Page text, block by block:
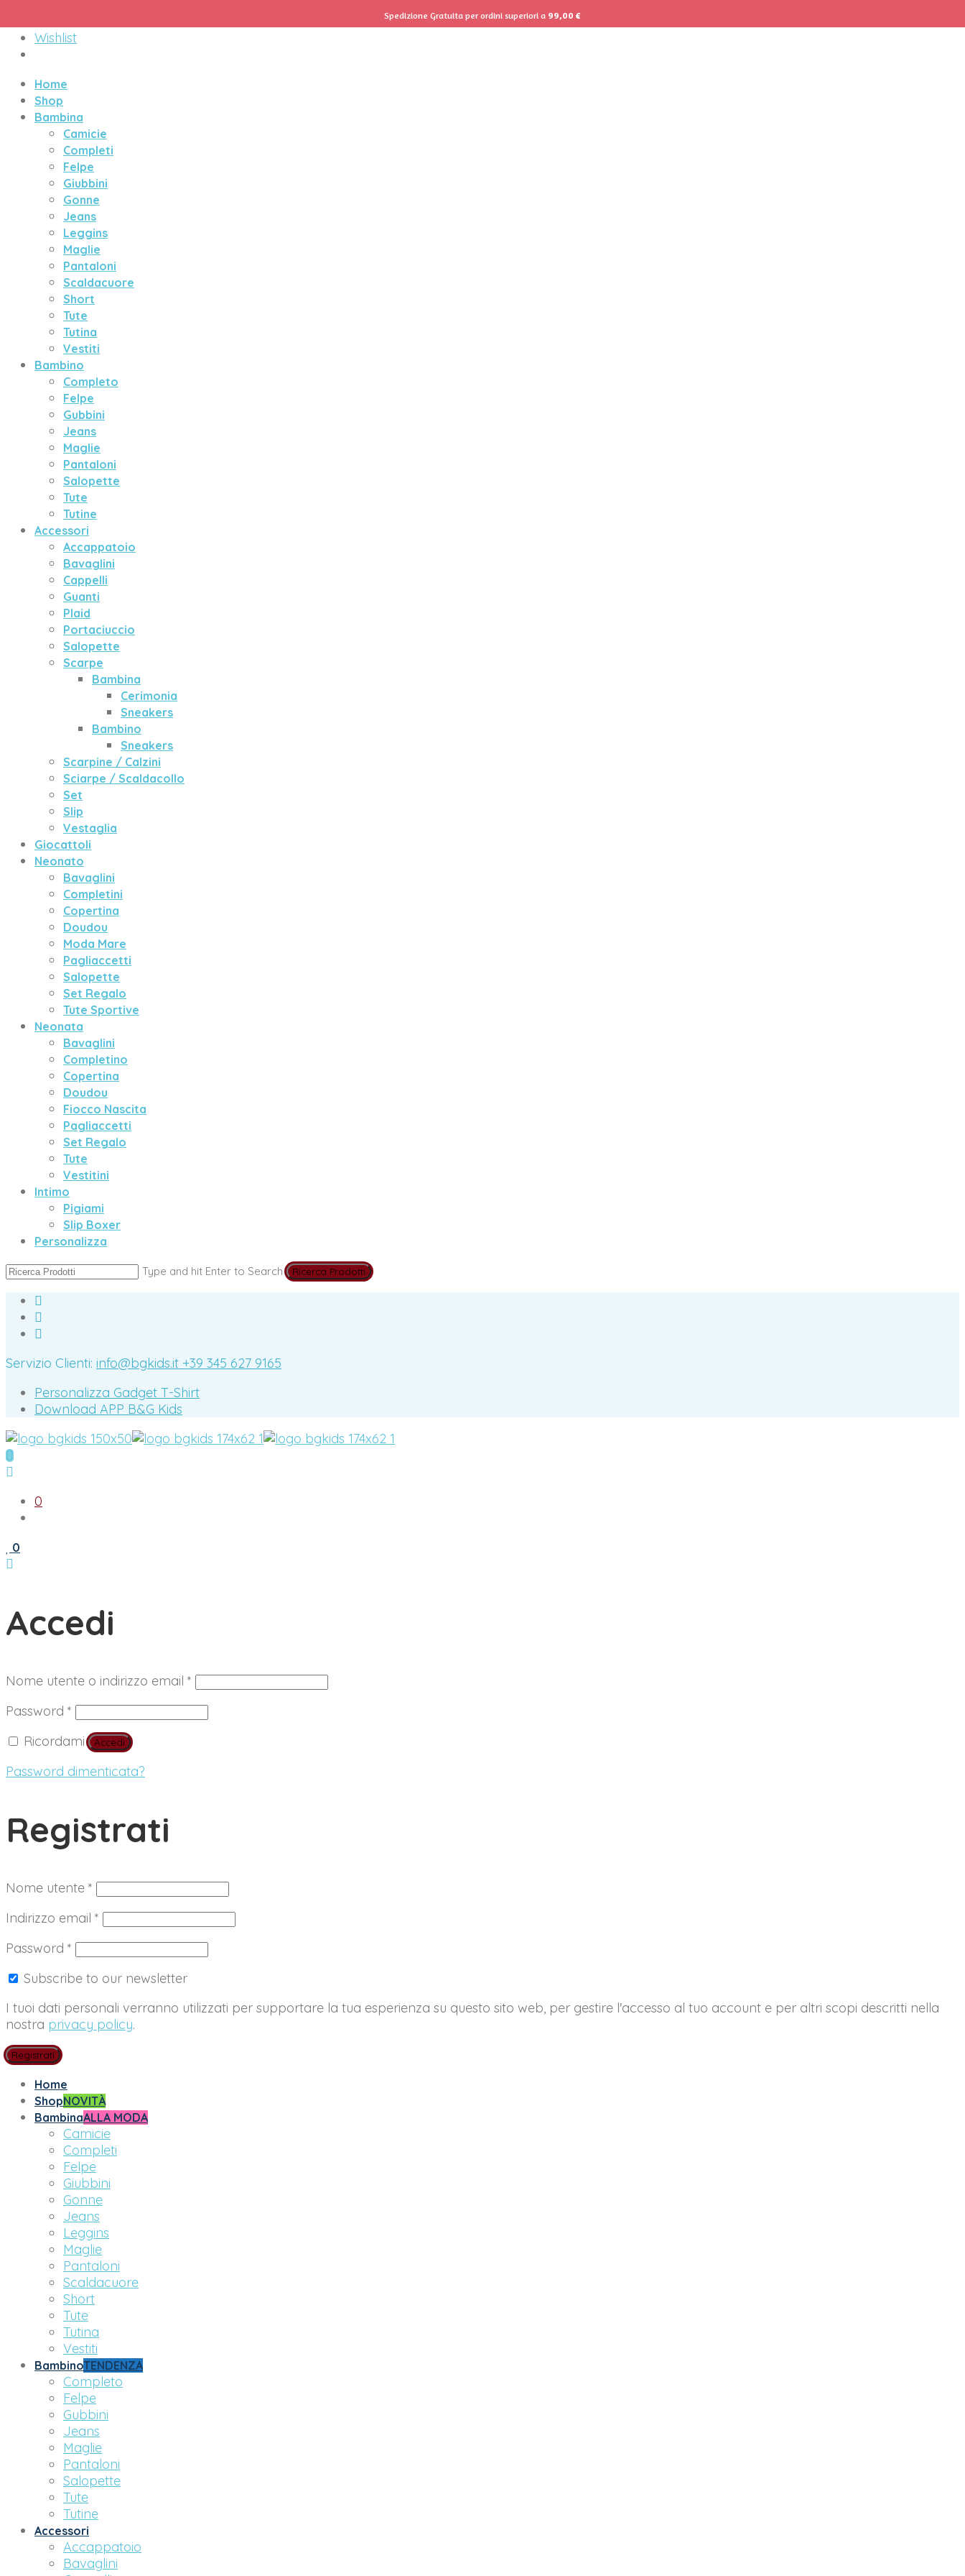
Wishlist
Home
Shop
Bambina
Camicie
Completi
Felpe
Giubbini
Gonne
Jeans
Leggins
Maglie
Pantaloni
Scaldacuore
Short
Tute
Tutina
Vestiti
Bambino
Completo
Felpe
Gubbini
Jeans
Maglie
Pantaloni
Salopette
Tute
Tutine
Accessori
Accappatoio
Bavaglini
Cappelli
Guanti
Plaid
Portaciuccio
Salopette
Scarpe
Bambina
Cerimonia
Sneakers
Bambino
Sneakers
Scarpine / Calzini
Sciarpe / Scaldacollo
Set
Slip
Vestaglia
Giocattoli
Neonato
Bavaglini
Completini
Copertina
Doudou
Moda Mare
Pagliaccetti
Salopette
Set Regalo
Tute Sportive
Neonata
Bavaglini
Completino
Copertina
Doudou
Fiocco Nascita
Pagliaccetti
Set Regalo
Tute
Vestitini
Intimo
Pigiami
Slip Boxer
Personalizza
Type and hit Enter to Search
Servizio Clienti: info@bgkids.it +39 345 627 9165
Personalizza Gadget T-Shirt
Download APP B&G Kids
0
0
Accedi
Nome utente o indirizzo email * Richiesto
Password * Richiesto
Ricordami
Accedi
Password dimenticata?
Registrati
Nome utente * Richiesto
Indirizzo email * Richiesto
Password * Richiesto
Subscribe to our newsletter
I tuoi dati personali verranno utilizzati per supportare la tua esperienza su questo sito web, per gestire l'accesso al tuo account e per altri scopi descritti nella
nostra privacy policy.
Registrati
Home
ShopNOVITÀ
BambinaALLA MODA
Camicie
Completi
Felpe
Giubbini
Gonne
Jeans
Leggins
Maglie
Pantaloni
Scaldacuore
Short
Tute
Tutina
Vestiti
BambinoTENDENZA
Completo
Felpe
Gubbini
Jeans
Maglie
Pantaloni
Salopette
Tute
Tutine
Accessori
Accappatoio
Bavaglini
Spedizione Gratuita per ordini superiori a 99,00 €